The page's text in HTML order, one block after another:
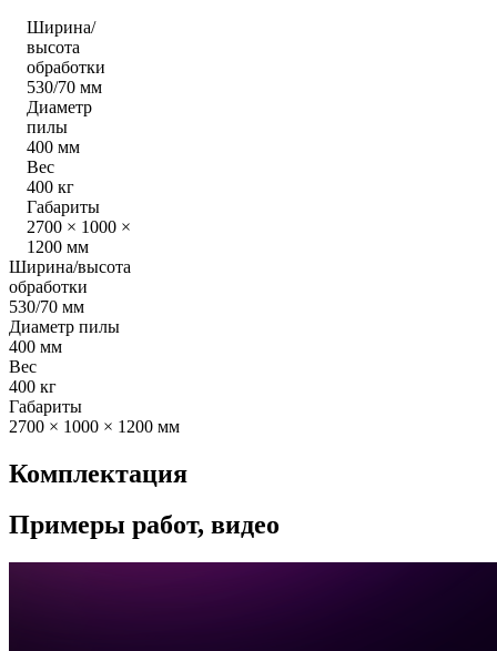
Ширина/
высота
обработки
530/70 мм
Диаметр
пилы
400 мм
Вес
400 кг
Габариты
2700 × 1000 ×
1200 мм
Ширина/высота
обработки
530/70 мм
Диаметр пилы
400 мм
Вес
400 кг
Габариты
2700 × 1000 × 1200 мм
Комплектация
Примеры работ, видео